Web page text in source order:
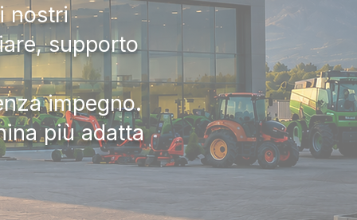
nostri
supporto
impegno.
più adatta